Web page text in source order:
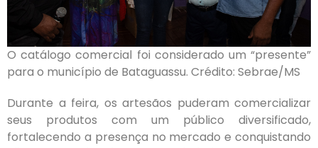
O catálogo comercial foi considerado um “presente”
para o município de Bataguassu. Crédito: Sebrae/MS
Durante a feira, os artesãos puderam comercializar
seus produtos com um público diversificado,
fortalecendo a presença no mercado e conquistando